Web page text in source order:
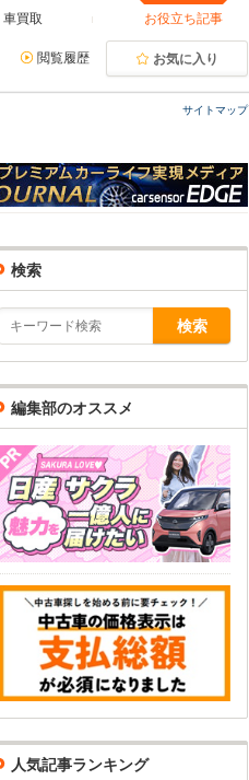
車買取 お役立ち記事
閲覧履歴 お気に入り
サイトマップ
検索
編集部のオススメ
人気記事ランキング